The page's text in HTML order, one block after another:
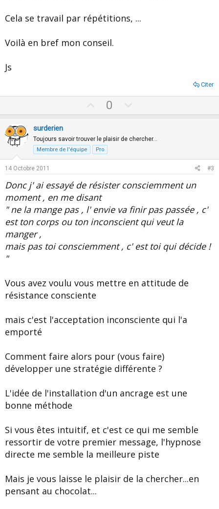
Cela se travail par répétitions, ...
Voilà en bref mon conseil.
Js
Citer
p
o
t
e
0
o
n
o
e
surderien
Toujours savoir trouver le plaisir de chercher…
Membre de l'équipe Pro
14 Octobre 2011 #3
Donc j' ai essayé de résister consciemment un
moment , en me disant
" ne la mange pas , l' envie va finir pas passée , c'
est ton corps ou ton inconscient qui veut la
manger ,
mais pas toi consciemment , c' est toi qui décide !
"
Vous avez voulu vous mettre en attitude de
résistance consciente
mais c'est l'acceptation inconsciente qui l'a
emporté
Comment faire alors pour (vous faire)
développer une stratégie différente ?
L'idée de l'installation d'un ancrage est une
bonne méthode
Si vous êtes intuitif, et c'est ce qui me semble
ressortir de votre premier message, l'hypnose
directe me semble la meilleure piste
Mais je vous laisse le plaisir de la chercher...en
pensant au chocolat...